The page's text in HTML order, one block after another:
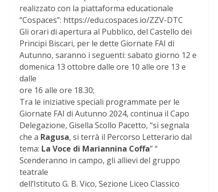
realizzato con la piattaforma educationale
“Cospaces”: https://edu.cospaces.io/ZZV-DTC
Gli orari di apertura al Pubblico, del Castello dei
Principi Biscari, per le dette Giornate FAI di
Autunno, saranno i seguenti: sabato giorno 12 e
domenica 13 ottobre dalle ore 10 alle ore 13 e
dalle
ore 16 alle ore 18.30;
Tra le iniziative speciali programmate per le
Giornate FAI di Autunno 2024, continua il Capo
Delegazione, Gisella Scollo Pacetto, “si segnala
che a Ragusa, si terrà il Percorso Letterario dal
tema: La Voce di Mariannina Coffa” “
Scenderanno in campo, gli allievi del gruppo
teatrale
dell’Istituto G. B. Vico, Sezione Liceo Classico